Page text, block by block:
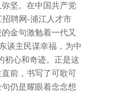
坚。在中国共产党
聘网-浦江人才市
金句激勉着一代又
谈主民谋幸福，为中
初心和奇迹。正是这
前，书写了可歌可
仍是耀眼着念念想